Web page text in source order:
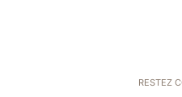
RESTEZ